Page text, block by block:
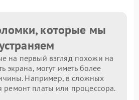
которые мы
на первый взгляд похожи на
экрана, могут иметь более
Например, в сложных
ремонт платы или процессора.